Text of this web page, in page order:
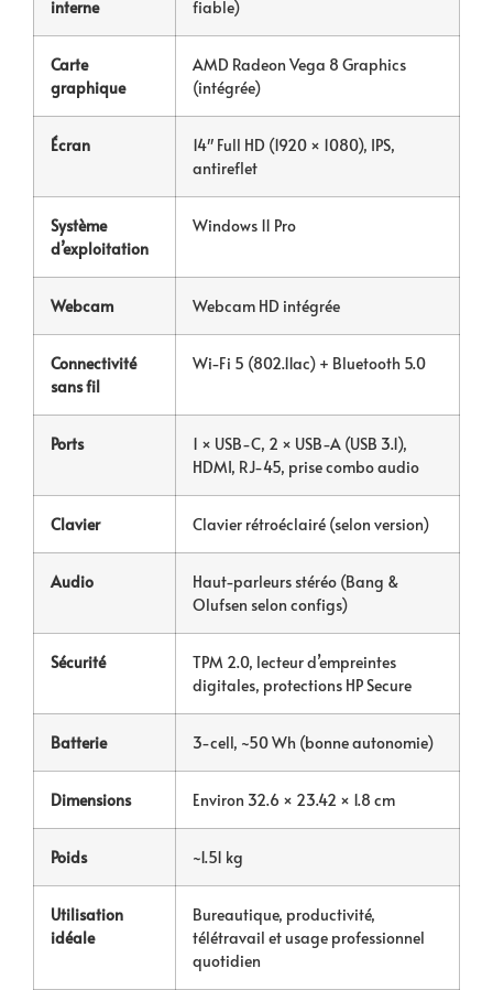
interne
fiable)
Carte
graphique
AMD Radeon Vega 8 Graphics
(intégrée)
Écran
14″ Full HD (1920 × 1080), IPS,
antireflet
Système
d’exploitation
Windows 11 Pro
Webcam Webcam HD intégrée
Connectivité
sans fil
Wi-Fi 5 (802.11ac) + Bluetooth 5.0
Ports
1 × USB-C, 2 × USB-A (USB 3.1),
HDMI, RJ-45, prise combo audio
Clavier Clavier rétroéclairé (selon version)
Audio
Haut-parleurs stéréo (Bang &
Olufsen selon configs)
Sécurité
TPM 2.0, lecteur d’empreintes
digitales, protections HP Secure
Batterie 3-cell, ~50 Wh (bonne autonomie)
Dimensions Environ 32.6 × 23.42 × 1.8 cm
Poids ~1.51 kg
Utilisation
idéale
Bureautique, productivité,
télétravail et usage professionnel
quotidien